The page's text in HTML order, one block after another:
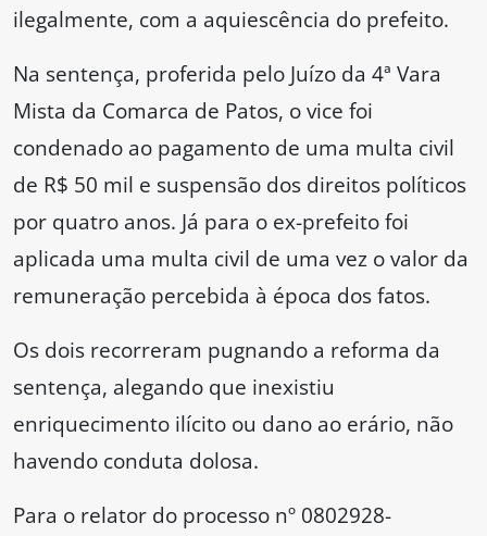
ilegalmente, com a aquiescência do prefeito.
Na sentença, proferida pelo Juízo da 4ª Vara
Mista da Comarca de Patos, o vice foi
condenado ao pagamento de uma multa civil
de R$ 50 mil e suspensão dos direitos políticos
por quatro anos. Já para o ex-prefeito foi
aplicada uma multa civil de uma vez o valor da
remuneração percebida à época dos fatos.
Os dois recorreram pugnando a reforma da
sentença, alegando que inexistiu
enriquecimento ilícito ou dano ao erário, não
havendo conduta dolosa.
Para o relator do processo nº 0802928-